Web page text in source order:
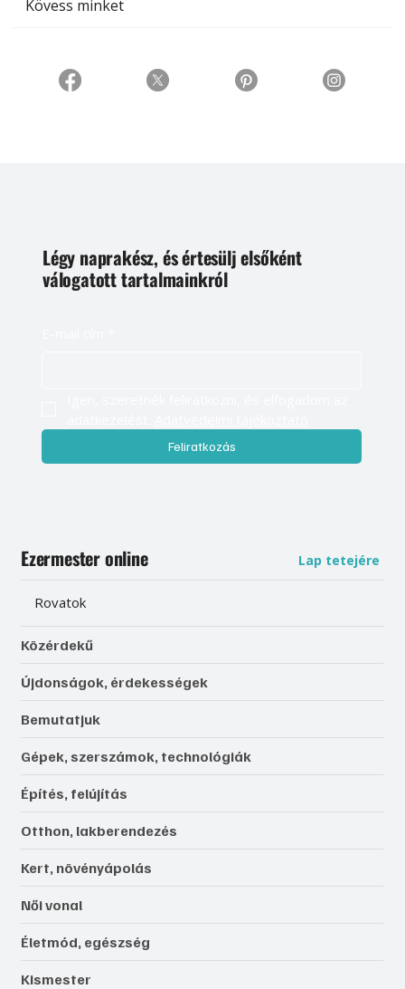
Kövess minket
Légy naprakész, és értesülj elsőként
válogatott tartalmainkról
Feliratkozás
Ezermester online Lap tetejére
Rovatok
Közérdekű
Újdonságok, érdekességek
Bemutatjuk
Gépek, szerszámok, technológiák
Építés, felújítás
Otthon, lakberendezés
Kert, növényápolás
Női vonal
Életmód, egészség
Kismester